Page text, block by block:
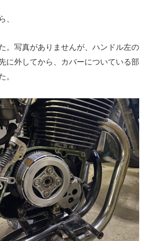
、
。写真がありませんが、ハンドル左の
に外してから、カバーについている部
。